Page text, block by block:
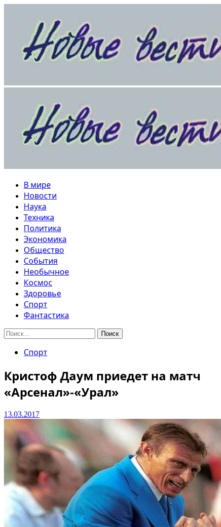
содержимому
В мире
Новости
Наука
Техника
Политика
Экономика
Общество
События
Необычное
Космос
Здоровье
Спорт
Фантастика
Найти:
Спорт
Кристоф Даум приедет на матч
«Арсенал»-«Урал»
13.03.2017